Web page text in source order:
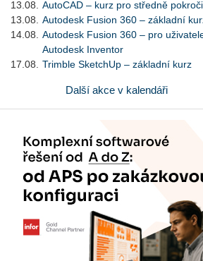
13.08.
AutoCAD – kurz pro středně
13.08.
Autodesk Fusion 360 – základní
14.08.
Autodesk Fusion 360 – pro
Autodesk Inventor
17.08.
Trimble SketchUp – základní kurz
Další akce v kalendáři